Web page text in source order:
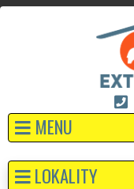
MENU
LOKALITY